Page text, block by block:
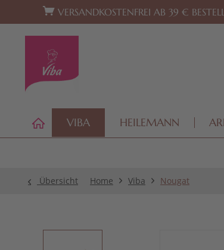
Zur Hauptnavigation springen Zum Footer
VERSANDKOSTENFREI AB 39 €
VIBA HEILEMANN
Übersicht Home Viba Nougat